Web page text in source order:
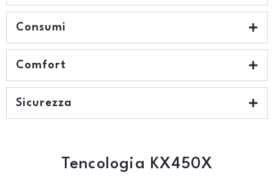
Consumi
Comfort
Sicurezza
Tencologia KX450X